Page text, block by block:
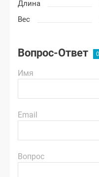
Длина
Вес
Вопрос-Ответ
Имя
Email
Вопрос